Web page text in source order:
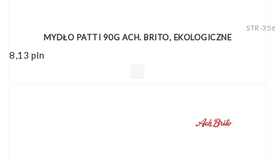
STR-
MYDŁO PATTI 90G ACH. BRITO, EKOLOGICZNE
8,13 pln